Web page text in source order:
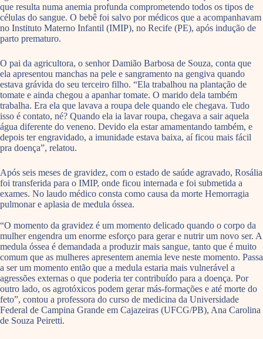
que resulta numa anemia profunda comprometendo todos os tipos de
células do sangue. O bebê foi salvo por médicos que a acompanhavam
no Instituto Materno Infantil (IMIP), no Recife (PE), após indução de
parto prematuro.
O pai da agricultora, o senhor Damião Barbosa de Souza, conta que
ela apresentou manchas na pele e sangramento na gengiva quando
estava grávida do seu terceiro filho. “Ela trabalhou na plantação de
tomate e ainda chegou a apanhar tomate. O marido dela também
trabalha. Era ela que lavava a roupa dele quando ele chegava. Tudo
isso é contato, né? Quando ela ia lavar roupa, chegava a sair aquela
água diferente do veneno. Devido ela estar amamentando também, e
depois ter engravidado, a imunidade estava baixa, aí ficou mais fácil
pra doença”, relatou.
Após seis meses de gravidez, com o estado de saúde agravado, Rosália
foi transferida para o IMIP, onde ficou internada e foi submetida a
exames. No laudo médico consta como causa da morte Hemorragia
pulmonar e aplasia de medula óssea.
“O momento da gravidez é um momento delicado quando o corpo da
mulher engendra um enorme esforço para gerar e nutrir um novo ser. A
medula óssea é demandada a produzir mais sangue, tanto que é muito
comum que as mulheres apresentem anemia leve neste momento. Passa
a ser um momento então que a medula estaria mais vulnerável a
agressões externas o que poderia ter contribuído para a doença. Por
outro lado, os agrotóxicos podem gerar más-formações e até morte do
feto”, contou a professora do curso de medicina da Universidade
Federal de Campina Grande em Cajazeiras (UFCG/PB), Ana Carolina
de Souza Peiretti.